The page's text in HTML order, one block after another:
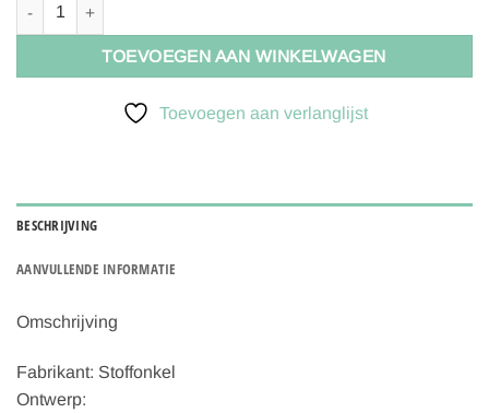
TOEVOEGEN AAN WINKELWAGEN
Toevoegen aan verlanglijst
BESCHRIJVING
AANVULLENDE INFORMATIE
Omschrijving
Fabrikant: Stoffonkel
Ontwerp: